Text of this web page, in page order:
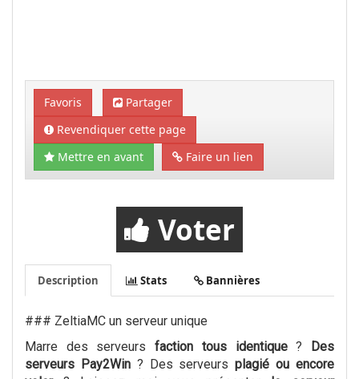
Favoris
Partager
Revendiquer cette page
Mettre en avant
Faire un lien
Voter
Description Stats Bannières
### ZeltiaMC un serveur unique
Marre des serveursfaction tous identique?
Des
serveurs Pay2Win? Des serveursplagié ou encore